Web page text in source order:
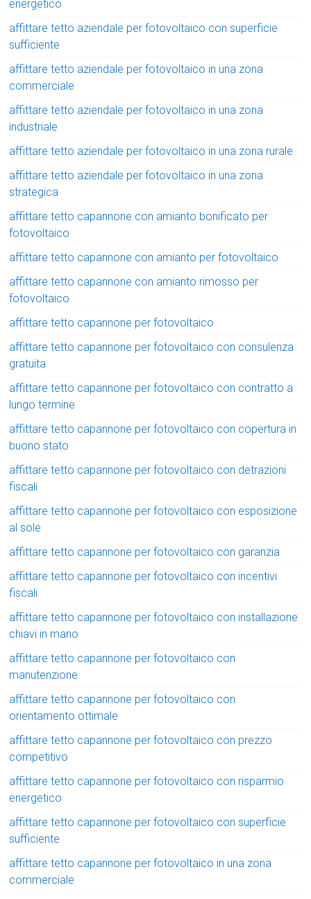
energetico
affittare tetto aziendale per fotovoltaico con superficie
sufficiente
affittare tetto aziendale per fotovoltaico in una zona
commerciale
affittare tetto aziendale per fotovoltaico in una zona
industriale
affittare tetto aziendale per fotovoltaico in una zona rurale
affittare tetto aziendale per fotovoltaico in una zona
strategica
affittare tetto capannone con amianto bonificato per
fotovoltaico
affittare tetto capannone con amianto per fotovoltaico
affittare tetto capannone con amianto rimosso per
fotovoltaico
affittare tetto capannone per fotovoltaico
affittare tetto capannone per fotovoltaico con consulenza
gratuita
affittare tetto capannone per fotovoltaico con contratto a
lungo termine
affittare tetto capannone per fotovoltaico con copertura in
buono stato
affittare tetto capannone per fotovoltaico con detrazioni
fiscali
affittare tetto capannone per fotovoltaico con esposizione
al sole
affittare tetto capannone per fotovoltaico con garanzia
affittare tetto capannone per fotovoltaico con incentivi
fiscali
affittare tetto capannone per fotovoltaico con installazione
chiavi in mano
affittare tetto capannone per fotovoltaico con
manutenzione
affittare tetto capannone per fotovoltaico con
orientamento ottimale
affittare tetto capannone per fotovoltaico con prezzo
competitivo
affittare tetto capannone per fotovoltaico con risparmio
energetico
affittare tetto capannone per fotovoltaico con superficie
sufficiente
affittare tetto capannone per fotovoltaico in una zona
commerciale